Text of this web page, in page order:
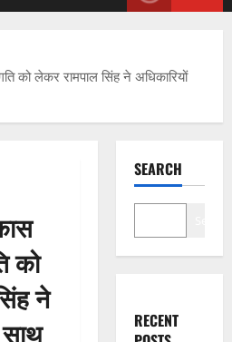
को लेकर रामपाल सिंह ने अधिकारियों
को
ने
SEARCH
RECENT